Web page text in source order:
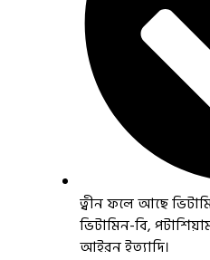
ত্বীন ফলে আছে
ভিটামিন-বি,
আইরন ইত্যাদি।